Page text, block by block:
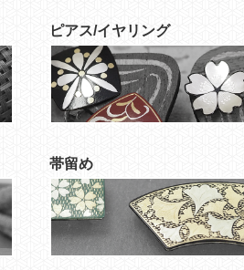
ピアス/イヤリング
帯留め